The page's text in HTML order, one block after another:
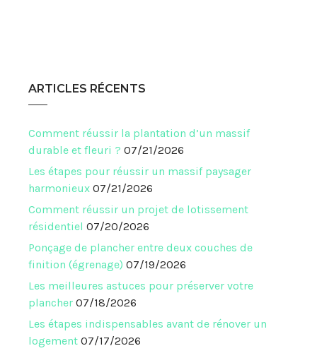
ARTICLES RÉCENTS
Comment réussir la plantation d’un massif
durable et fleuri ? 07/21/2026
Les étapes pour réussir un massif paysager
harmonieux 07/21/2026
Comment réussir un projet de lotissement
résidentiel 07/20/2026
Ponçage de plancher entre deux couches de
finition (égrenage) 07/19/2026
Les meilleures astuces pour préserver votre
plancher 07/18/2026
Les étapes indispensables avant de rénover un
logement 07/17/2026